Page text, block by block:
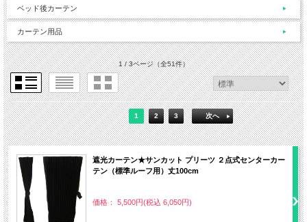
ベッド後カーテン
カーテン用品
1 / 3ページ（全51件）
1 2 3 次へ
遮光カーテン★サンカット プリーツ ２点式センターカー
テン（標準ルーフ用）丈100cm
価格： 5,500円(税込 6,050円)